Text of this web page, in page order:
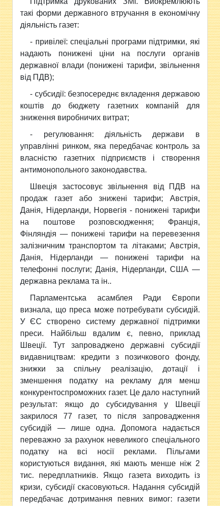
такі форми державного втручання в економічну
діяльність газет:
- привілеї: спеціальні програми підтримки, які
надають понижені ціни на послуги органів
державної влади (понижені тарифи, звільнення
від ПДВ);
- субсидії: безпосереднє вкладення державою
коштів до бюджету газетних компаній для
зниження виробничих витрат;
- регулювання: діяльність держави в
управлінні ринком, яка передбачає контроль за
власністю газетних підприємств і створення
антимонопольного законодавства.
Швеція застосовує звільнення від ПДВ на
продаж газет або знижені тарифи; Австрія,
Данія, Нідерланди, Норвегія - понижені тарифи
на поштове розповсюдження; Франція,
Фінляндія — понижені тарифи на перевезення
залізничним транспортом та літаками; Австрія,
Данія, Нідерланди — понижені тарифи на
телефонні послуги; Данія, Нідерланди, США —
державна реклама та ін..
Парламентська асамблея Ради Європи
визнала, що преса може потребувати субсидій.
У ЄС створено систему державної підтримки
преси. Найбільш вдалим є, певно, приклад
Швеції. Тут запроваджено державні субсидії
видавництвам: кредити з позичкового фонду,
знижки за спільну реалізацію, дотації і
зменшення податку на рекламу для менш
конкурентоспроможних газет. Це дало наступний
результат: якщо до субсидування у Швеції
закрилося 77 газет, то після запровадження
субсидій — лише одна. Допомога надається
переважно за рахунок невеликого спеціального
податку на всі носії реклами. Пільгами
користуються видання, які мають менше ніж 2
тис. передплатників. Якщо газета виходить із
кризи, субсидії скасовуються. Надання субсидій
передбачає дотримання певних вимог: газети